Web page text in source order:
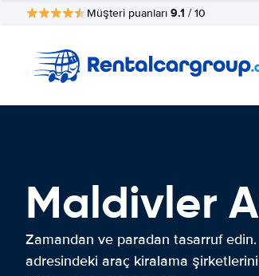
Müşteri puanları 9.1 / 10
Maldivler
Zamandan ve paradan tasarruf
adresindeki araç kiralama